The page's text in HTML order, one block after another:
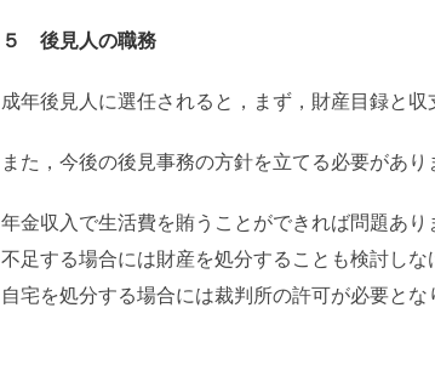
５ 後見人の職務
成年後見人に選任されると，まず，財産目録と
また，今後の後見事務の方針を立てる必要があり
年金収入で生活費を賄うことができれば問題あり
不足する場合には財産を処分することも検討しな
自宅を処分する場合には裁判所の許可が必要とな